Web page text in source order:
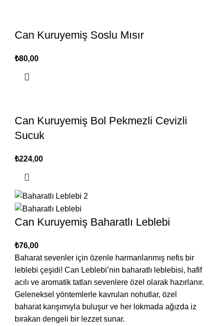
Can Kuruyemiş Soslu Mısır
₺
Can Kuruyemiş Bol Pekmezli Cevizli
Sucuk
₺
Can Kuruyemiş Baharatlı Leblebi
₺
Baharat sevenler için özenle harmanlanmış nefis bir
leblebi çeşidi! Can Leblebi’nin baharatlı leblebisi, hafif
acılı ve aromatik tatları sevenlere özel olarak hazırlanır.
Geleneksel yöntemlerle kavrulan nohutlar, özel
baharat karışımıyla buluşur ve her lokmada ağızda iz
bırakan dengeli bir lezzet sunar.